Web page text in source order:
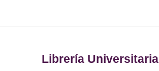
Librería Universitaria